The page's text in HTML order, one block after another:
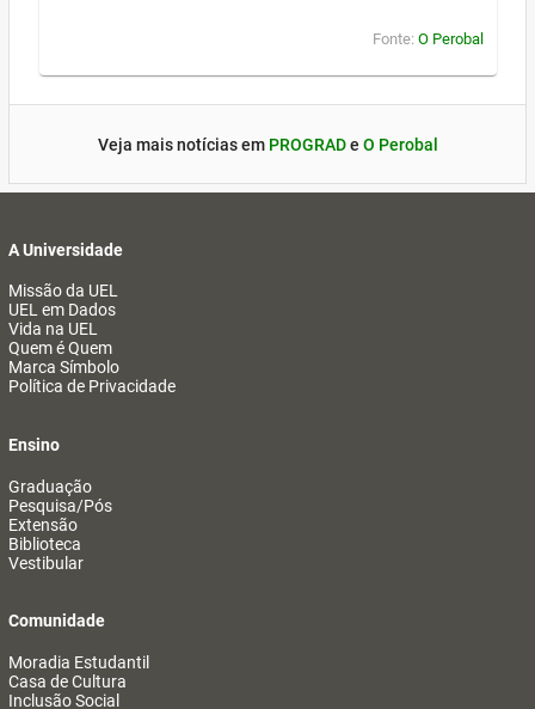
Fonte: O Perobal
Veja mais notícias em PROGRADe O Perobal
A Universidade
Missão da UEL
UEL em Dados
Vida na UEL
Quem é Quem
Marca Símbolo
Política de Privacidade
Ensino
Graduação
Pesquisa/Pós
Extensão
Biblioteca
Vestibular
Comunidade
Moradia Estudantil
Casa de Cultura
Inclusão Social